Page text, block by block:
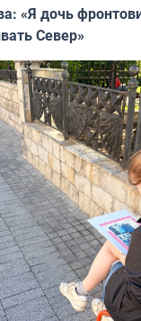
«Я дочь
Север»